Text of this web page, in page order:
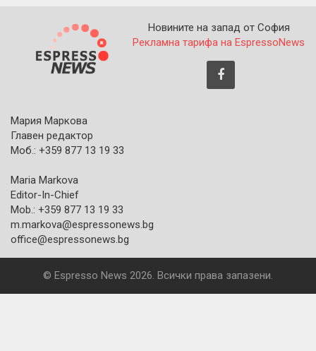
Новините на запад от София
Рекламна тарифа на EspressoNews
Мария Маркова
Главен редактор
Моб.: +359 877 13 19 33
Maria Markova
Editor-In-Chief
Mob.: +359 877 13 19 33
m.markova@espressonews.bg
office@espressonews.bg
© Espresso News 2026. Всички права запазени.